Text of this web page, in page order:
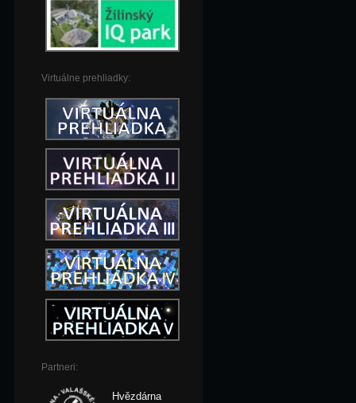
Virtuálne prehliadky:
Partneri:
Hvězdárna